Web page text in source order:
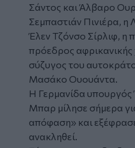
Σάντος και Άλβαρο
Σεμπαστιάν Πινιέρα, η
Έλεν Τζόνσο Σίρλιφ, η
πρόεδρος
σύζυγος του
Μασάκο Ουουάντα.
Η Γερμανίδα
Μπαρ μίλησε σήμερα
απόφαση» και
ανακληθεί.